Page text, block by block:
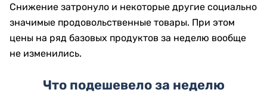
Снижение затронуло и некоторые другие социально
значимые продовольственные товары. При этом
цены на ряд базовых продуктов за неделю вообще
не изменились.
Что подешевело за неделю